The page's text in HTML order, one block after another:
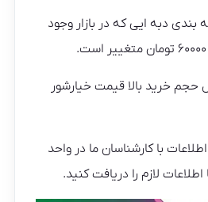
دبه ایی که در بازار وجود
حجم خرید بالا قیمت خیارشور
با کارشناسان ما در واحد
لازم را دریافت کنید.